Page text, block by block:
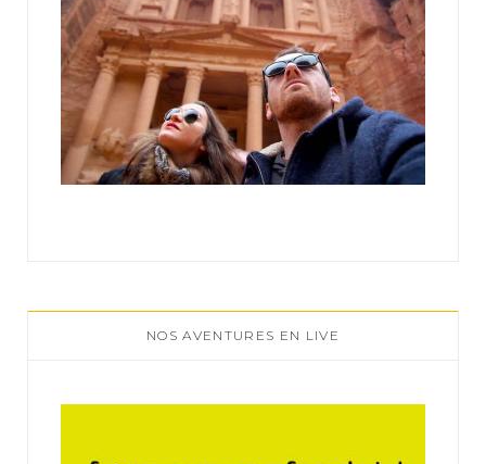
NOS AVENTURES EN LIVE